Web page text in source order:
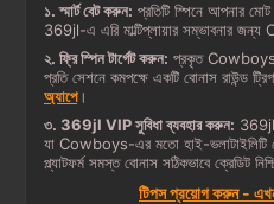
১. স্মার্ট বেট করুন: প্রতিটি স্পিনে আপনার
369jl-এ এরি মাল্টিপ্লায়ার সম্ভাবনার জন্য
২. ফ্রি স্পিন টার্গেট করুন: প্রকৃত Cowboys
প্রতি সেশনে কমপক্ষে একটি বোনাস রাউন্ড
অ্যাপে।
৩. 369jl VIP সুবিধা ব্যবহার করুন: 369jl
যা Cowboys-এর মতো হাই-ভলাটাইলিটি
প্ল্যাটফর্ম সমস্ত বোনাস সঠিকভাবে ক্রেডিট
টিপস প্রয়োগ করুন -